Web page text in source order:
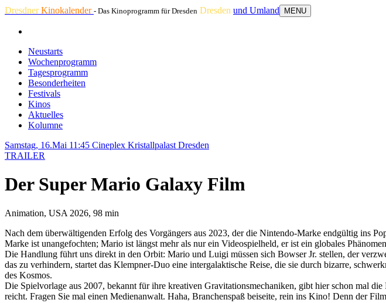
DresdnerKinokalender - Das Kinoprogramm für Dresden Dresden und Umland MENU
Neustarts
Wochenprogramm
Tagesprogramm
Besonderheiten
Festivals
Kinos
Aktuelles
Kolumne
Samstag, 16.Mai 11:45 Cineplex Kristallpalast Dresden
TRAILER
Der Super Mario Galaxy Film
Animation, USA 2026, 98 min
Nach dem überwältigenden Erfolg des Vorgängers aus 2023, der die Nintendo-Marke endgültig ins
Marke ist unangefochten; Mario ist längst mehr als nur ein Videospielheld, er ist ein globales
Die Handlung führt uns direkt in den Orbit: Mario und Luigi müssen sich Bowser Jr. stellen, der
das zu verhindern, startet das Klempner-Duo eine intergalaktische Reise, die sie durch bizarre,
des Kosmos.
Die Spielvorlage aus 2007, bekannt für ihre kreativen Gravitationsmechaniken, gibt hier schon mal
reicht. Fragen Sie mal einen Medienanwalt. Haha, Branchenspaß beiseite, rein ins Kino! Denn der